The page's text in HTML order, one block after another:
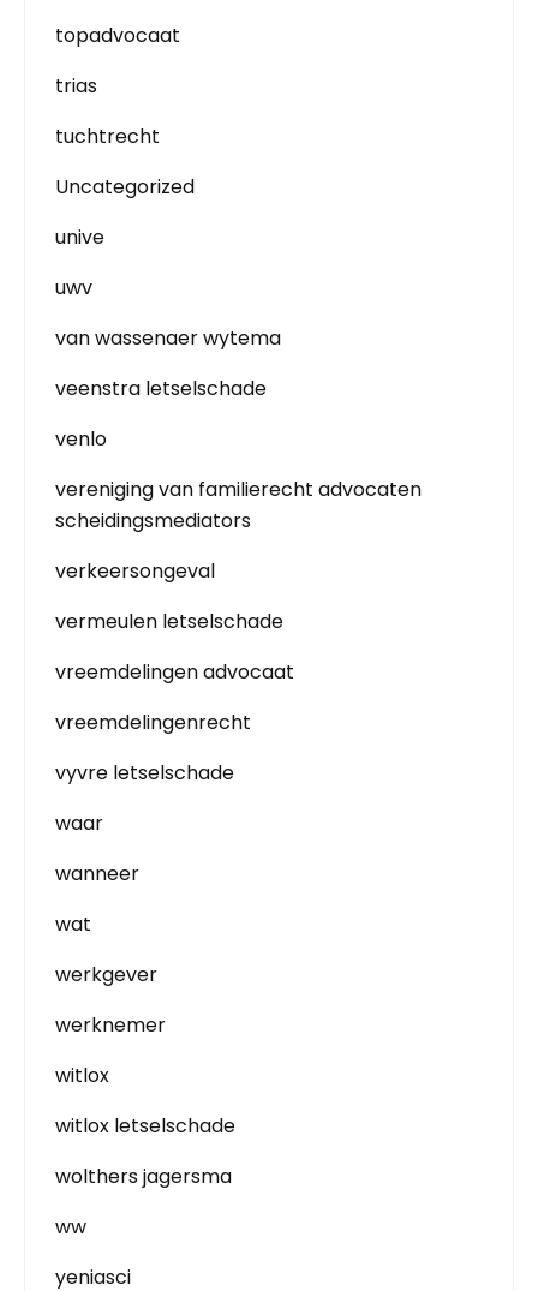
topadvocaat
trias
tuchtrecht
Uncategorized
unive
uwv
van wassenaer wytema
veenstra letselschade
venlo
vereniging van familierecht advocaten
scheidingsmediators
verkeersongeval
vermeulen letselschade
vreemdelingen advocaat
vreemdelingenrecht
vyvre letselschade
waar
wanneer
wat
werkgever
werknemer
witlox
witlox letselschade
wolthers jagersma
ww
yeniasci